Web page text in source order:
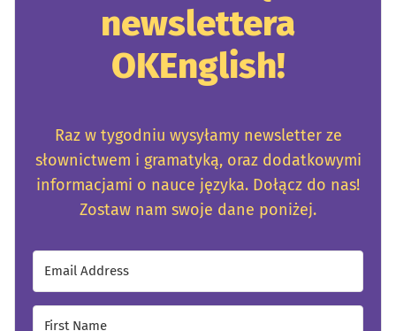
newslettera
OKEnglish!
Raz w tygodniu wysyłamy newsletter ze
słownictwem i gramatyką, oraz dodatkowymi
informacjami o nauce języka. Dołącz do nas!
Zostaw nam swoje dane poniżej.